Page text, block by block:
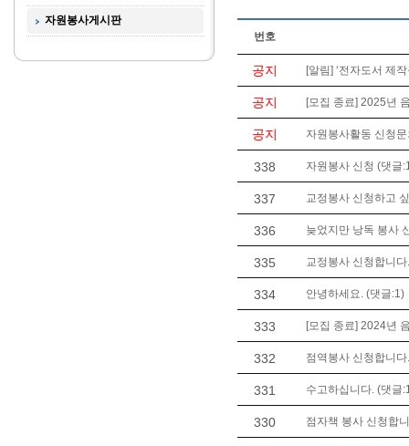
자원봉사게시판
번호
공지 [알림] ‘전자도서 제
공지 [모집 종료] 2025년
공지 자원봉사활동 신청
338 자원봉사 신청 (댓글
337 교정봉사 신청하고
336 늦었지만 낭독 봉사
335 교정봉사 신청합니
334 안녕하세요. (댓글:1)
333 [모집 종료] 2024년
332 점역봉사 신청합니다.
331 수고하십니다. (댓글
330 점자책 봉사 신청합